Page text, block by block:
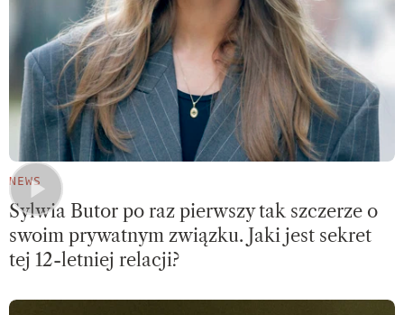
NEWS
Sylwia Butor po raz pierwszy tak szczerze o
swoim prywatnym związku. Jaki jest sekret
tej 12-letniej relacji?